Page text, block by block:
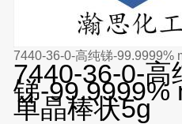
7440-36-0-高纯锑-99.9999%
7440-36-0-高
锑-99.9999%
单晶棒状5g